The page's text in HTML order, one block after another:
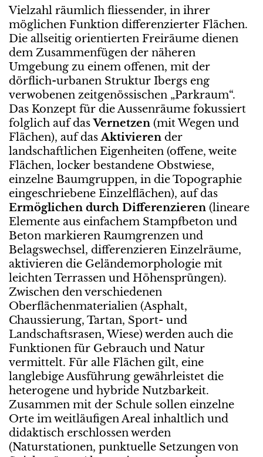
Vielzahl räumlich fliessender, in ihrer
möglichen Funktion differenzierter Flächen.
Die allseitig orientierten Freiräume dienen
dem Zusammenfügen der näheren
Umgebung zu einem offenen, mit der
dörflich-urbanen Struktur Ibergs eng
verwobenen zeitgenössischen „Parkraum“.
Das Konzept für die Aussenräume fokussiert
folglich auf dasVernetzen (mit Wegen und
Flächen), auf dasAktivieren der
landschaftlichen Eigenheiten (offene, weite
Flächen, locker bestandene Obstwiese,
einzelne Baumgruppen, in die Topographie
eingeschriebene Einzelflächen), auf das
Ermöglichen durch Differenzieren (lineare
Elemente aus einfachem Stampfbeton und
Beton markieren Raumgrenzen und
Belagswechsel, differenzieren Einzelräume,
aktivieren die Geländemorphologie mit
leichten Terrassen und Höhensprüngen).
Zwischen den verschiedenen
Oberflächenmaterialien (Asphalt,
Chaussierung, Tartan, Sport- und
Landschaftsrasen, Wiese) werden auch die
Funktionen für Gebrauch und Natur
vermittelt. Für alle Flächen gilt, eine
langlebige Ausführung gewährleistet die
heterogene und hybride Nutzbarkeit.
Zusammen mit der Schule sollen einzelne
Orte im weitläufigen Areal inhaltlich und
didaktisch erschlossen werden
(Naturstationen, punktuelle Setzungen von